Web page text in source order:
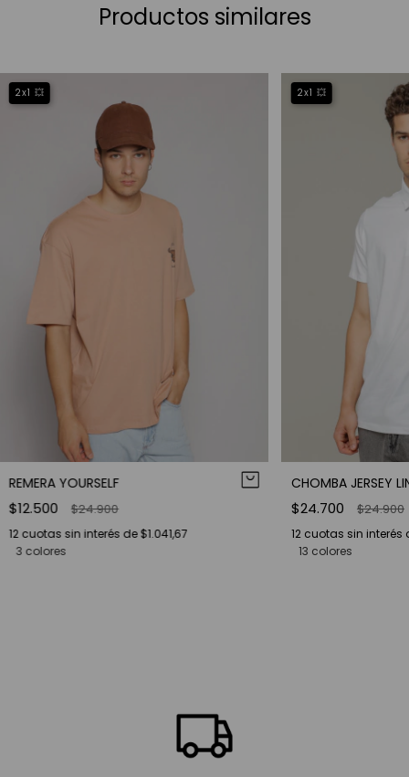
Productos similares
2x1 💥
REMERA YOURSELF
$12.500 $24.900
12cuotas sin interés de$1.041,67
3 colores
2x1 💥
CHOMBA JERSEY
$24.700 $24.900
12 cuotas sin interés
13 colores